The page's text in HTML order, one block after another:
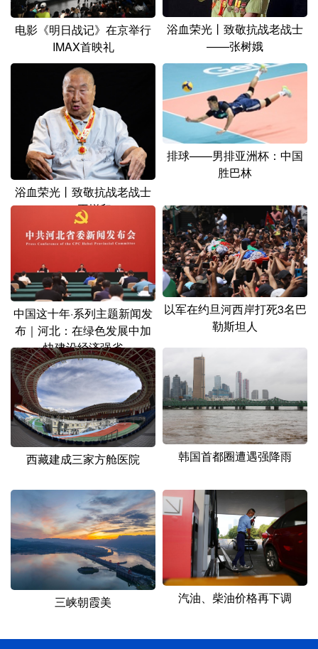
山东 河南 湖北 湖南
广东 广西 重庆
云南 西藏
陕西 宁夏
新疆 内蒙古 黑龙江
多语种频道
Français عربى
日本語 한국어
Deutsch Português
电影《明日战记》在京举行
IMAX首映礼
浴血荣光丨致敬抗战老战士
——张树娥
浴血荣光丨致敬抗战老战士
——王增印
排球——男排亚洲杯：中国
胜巴林
中国这十年·系列主题新闻发
布｜河北：在绿色发展中加
快建设经济强省
以军在约旦河西岸打死3名巴
勒斯坦人
西藏建成三家方舱医院 韩国首都圈遭遇强降雨
三峡朝霞美 汽油、柴油价格再下调